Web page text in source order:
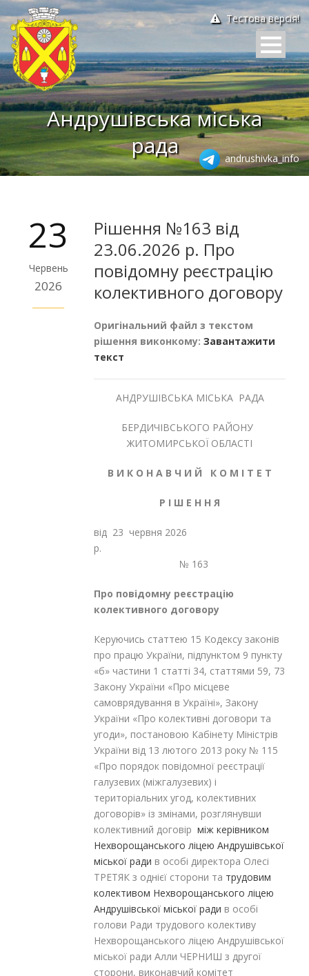
Тестова версія!
Андрушівська міська
рада
andrushivka_info
23
Червень
2026
Рішення №163 від
23.06.2026 р. Про
повідомну реєстрацію
колективного договору
Оригінальний файл з текстом
рішення виконкому: Завантажити
текст
АНДРУШІВСЬКА МІСЬКА РАДА
БЕРДИЧІВСЬКОГО РАЙОНУ
ЖИТОМИРСЬКОЇ ОБЛАСТІ
В И К О Н А В Ч И Й К О М І Т Е Т
Р І Ш Е Н Н Я
від 23 червня 2026
р.
№ 163
Про повідомну реєстрацію
колективного договору
Керуючись статтею 15 Кодексу законів
про працю України, підпунктом 9 пункту
«б» частини 1 статті 34, статтями 59, 73
Закону України «Про місцеве
самоврядування в Україні», Закону
України «Про колективні договори та
угоди», постановою Кабінету Міністрів
України від 13 лютого 2013 року № 115
«Про порядок повідомної реєстрації
галузевих (міжгалузевих) і
територіальних угод, колективних
договорів» із змінами, розглянувши
колективний договір між керівником
Нехворощанського ліцею Андрушівської
міської ради в особі директора Олесі
ТРЕТЯК з однієї сторони та трудовим
колективом Нехворощанського ліцею
Андрушівської міської ради в особі
голови Ради трудового колективу
Нехворощанського ліцею Андрушівської
міської ради Алли ЧЕРНИШ з другої
сторони, виконавчий комітет